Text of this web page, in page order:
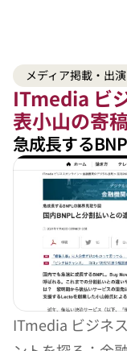
メディア掲載・出演
ITmedia ビ
表小山の寄
急成長する
ITmedia ビジネ